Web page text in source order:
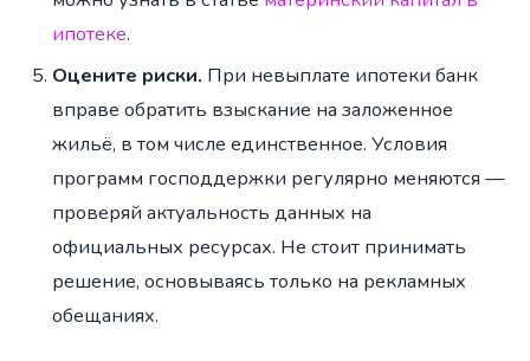
ипотеке.
Оцените риски. При невыплате ипотеки банк
вправе обратить взыскание на заложенное
жильё, в том числе единственное. Условия
программ господдержки регулярно меняются —
проверяй актуальность данных на
официальных ресурсах. Не стоит принимать
решение, основываясь только на рекламных
обещаниях.